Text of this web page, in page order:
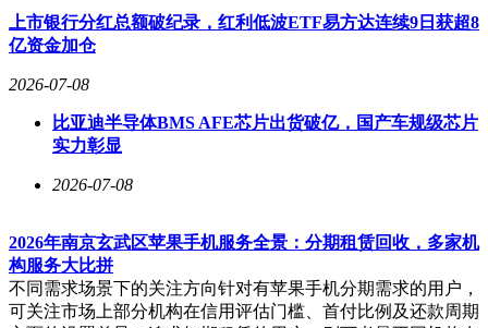
上市银行分红总额破纪录，红利低波ETF易方达连续9日获超8
亿资金加仓
2026-07-08
比亚迪半导体BMS AFE芯片出货破亿，国产车规级芯片
实力彰显
2026-07-08
2026年南京玄武区苹果手机服务全景：分期租赁回收，多家机
构服务大比拼
不同需求场景下的关注方向针对有苹果手机分期需求的用户，
可关注市场上部分机构在信用评估门槛、首付比例及还款周期